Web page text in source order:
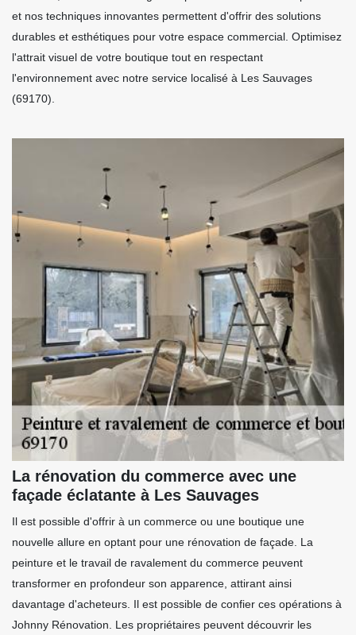
et nos techniques innovantes permettent d'offrir des solutions
durables et esthétiques pour votre espace commercial. Optimisez
l'attrait visuel de votre boutique tout en respectant
l'environnement avec notre service localisé à Les Sauvages
(69170).
La rénovation du commerce avec une
façade éclatante à Les Sauvages
Il est possible d'offrir à un commerce ou une boutique une
nouvelle allure en optant pour une rénovation de façade. La
peinture et le travail de ravalement du commerce peuvent
transformer en profondeur son apparence, attirant ainsi
davantage d'acheteurs. Il est possible de confier ces opérations à
Johnny Rénovation. Les propriétaires peuvent découvrir les